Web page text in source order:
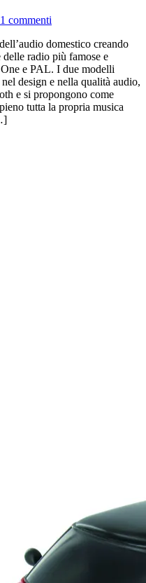
commenti
domestico creando
radio più famose e
e PAL. I due modelli
design e nella qualità audio,
e si propongono come
tutta la propria musica